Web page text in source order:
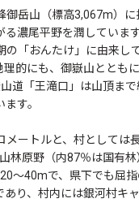
岳山（標高3,067m）
濃尾平野を潤していま
「おんたけ」に由来し
的にも、御嶽山ととも
道「王滝口」は山頂ま
す。
ートルと、村としては
林原野（内87％は国有
～40mで、県下でも屈
り、村内には銀河村キ